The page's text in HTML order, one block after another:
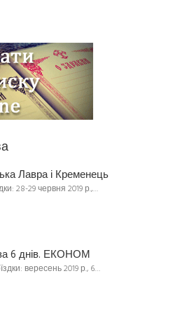
Лавра і Кременець
28-29 червня 2019 р.,…
за 6 днів. ЕКОНОМ
вересень 2019 р., 6…